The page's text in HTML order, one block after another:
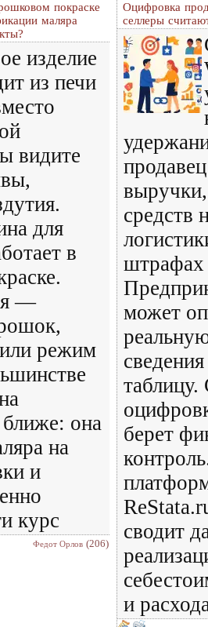
покраске
маляра
изделие
из печи
видите
для
в
—
режим
она
на
и
курс
Федот Орлов (206)
Оцифровка
селлеры
выручки,
средств
штрафах
может
берет
сводит
и